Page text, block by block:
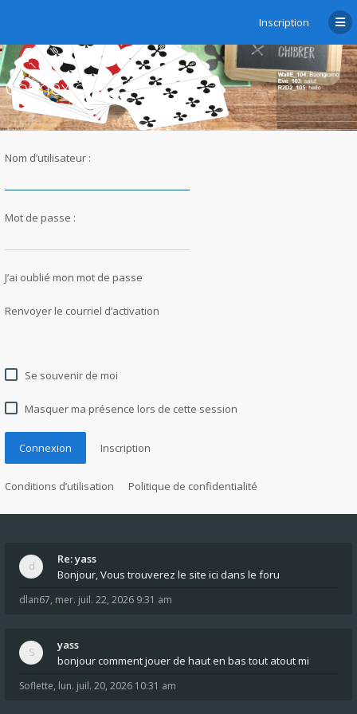
Inscription
Connexion
Nom d’utilisateur :
Mot de passe :
J’ai oublié mon mot de passe
Renvoyer le courriel d’activation
Se souvenir de moi
Masquer ma présence lors de cette session
Connexion Inscription
Conditions d’utilisation Politique de confidentialité
Re: yass
Bonjour, Vous trouverez le site ici dans le foru
dlan67, mer. juil. 22, 2026 9:31 am
yass
bonjour comment jouer de haut en bas tout atout mi
Soflette, lun. juil. 20, 2026 10:31 am